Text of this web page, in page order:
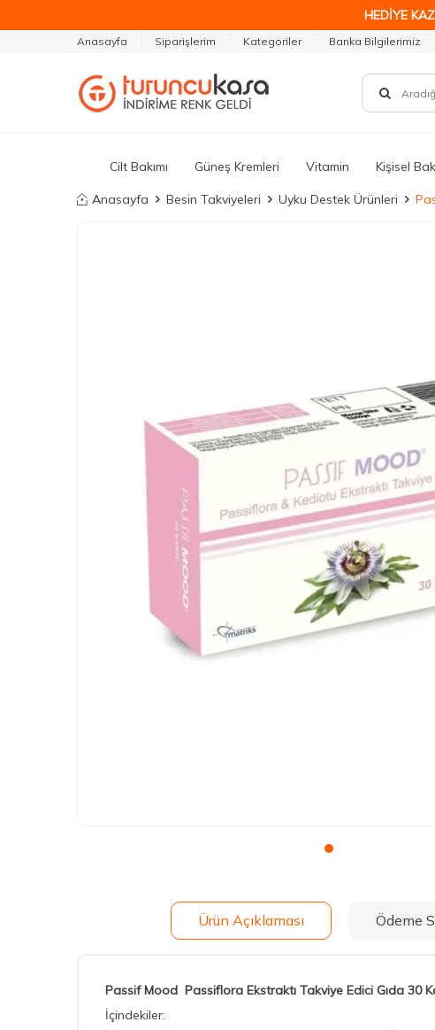
HEDİYE
Anasayfa Siparişlerim Kategoriler Banka Bilgilerimiz
Cilt Bakımı Güneş Kremleri Vitamin Kişisel
Anasayfa Besin Takviyeleri Uyku Destek Ürünleri
Ürün Açıklaması Ödeme
Passif Mood Passiflora Ekstraktı Takviye Edici Gıda 30
İçindekiler: